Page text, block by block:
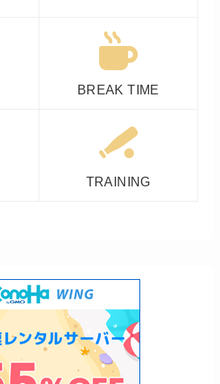
BREAK TIME
TRAINING